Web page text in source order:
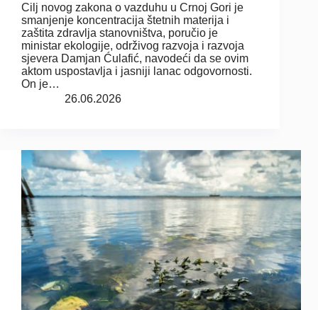
Cilj novog zakona o vazduhu u Crnoj Gori je
smanjenje koncentracija štetnih materija i
zaštita zdravlja stanovništva, poručio je
ministar ekologije, održivog razvoja i razvoja
sjevera Damjan Ćulafić, navodeći da se ovim
aktom uspostavlja i jasniji lanac odgovornosti.
On je…
26.06.2026